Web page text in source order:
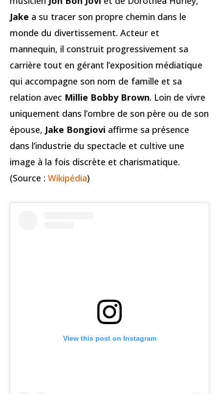
Jake a su tracer son propre chemin dans le
monde du divertissement. Acteur et
mannequin, il construit progressivement sa
carrière tout en gérant l’exposition médiatique
qui accompagne son nom de famille et sa
relation avec Millie Bobby Brown. Loin de vivre
uniquement dans l’ombre de son père ou de son
épouse, Jake Bongiovi affirme sa présence
dans l’industrie du spectacle et cultive une
image à la fois discrète et charismatique.
(Source : Wikipédia)
View this post on Instagram